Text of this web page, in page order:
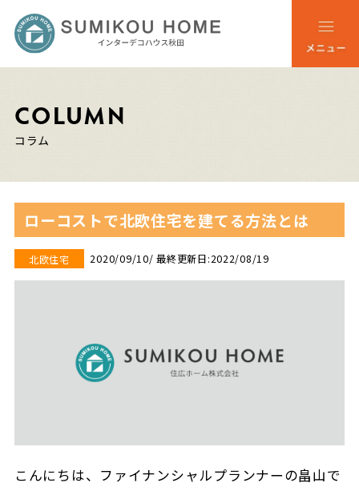
COLUMN
コラム
ローコストで北欧住宅を建てる方法とは
北欧住宅 2020/09/10/ 最終更新日:2022/08/19
こんにちは、ファイナンシャルプランナーの畠山で